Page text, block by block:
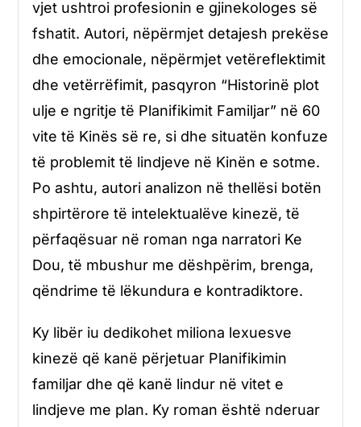
vjet ushtroi profesionin e gjinekologes së
fshatit. Autori, nëpërmjet detajesh prekëse
dhe emocionale, nëpërmjet vetëreflektimit
dhe vetërrëfimit, pasqyron “Historinë plot
ulje e ngritje të Planifikimit Familjar” në 60
vite të Kinës së re, si dhe situatën konfuze
të problemit të lindjeve në Kinën e sotme.
Po ashtu, autori analizon në thellësi botën
shpirtërore të intelektualëve kinezë, të
përfaqësuar në roman nga narratori Ke
Dou, të mbushur me dëshpërim, brenga,
qëndrime të lëkundura e kontradiktore.
Ky libër iu dedikohet miliona lexuesve
kinezë që kanë përjetuar Planifikimin
familjar dhe që kanë lindur në vitet e
lindjeve me plan. Ky roman është nderuar